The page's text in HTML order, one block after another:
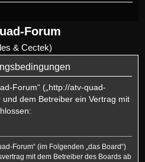
Forum
& Cectek)
Forum“ („http://atv-quad-
dem Betreiber ein Vertrag mit
Forum“ (im Folgenden „das Board“)
mit dem Betreiber des Boards ab